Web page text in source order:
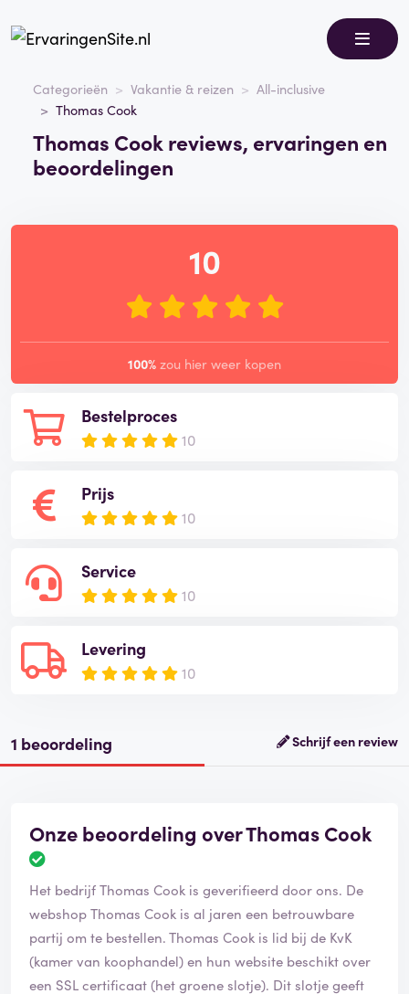
Categorieën Vakantie & reizen
All-inclusive
Thomas Cook
Thomas Cook reviews, ervaringen en
beoordelingen
Bestelproces
10
Prijs
10
Service
10
Levering
10
10
100% zou hier weer kopen
1 beoordeling Schrijf een review
Onze beoordeling over Thomas Cook
Het bedrijf Thomas Cook is geverifieerd door ons. De
webshop Thomas Cook is al jaren een betrouwbare
partij om te bestellen. Thomas Cook is lid bij de KvK
(kamer van koophandel) en hun website beschikt over
een SSL certificaat (het groene slotje). Dit slotje geeft